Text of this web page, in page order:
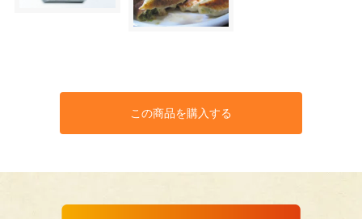
この商品を購入する